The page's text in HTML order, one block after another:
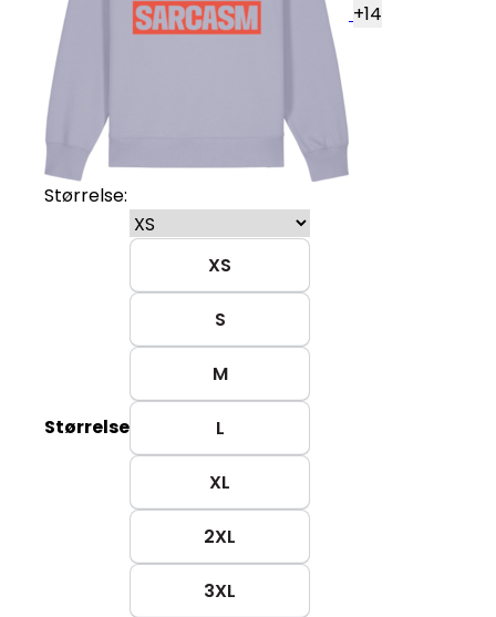
+14
Størrelse:
Størrelse
XS
S
M
L
XL
2XL
3XL